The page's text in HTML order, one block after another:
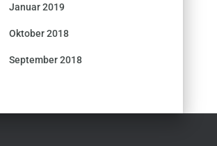
Januar 2019
Oktober 2018
September 2018